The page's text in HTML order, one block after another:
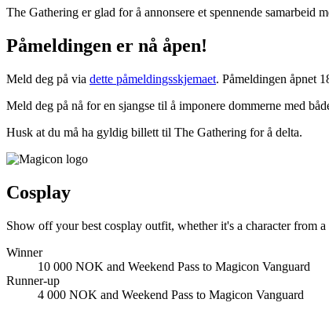
The Gathering er glad for å annonsere et spennende samarbeid
Påmeldingen er nå åpen!
Meld deg på via dette påmeldingsskjemaet. Påmeldingen åpnet
Meld deg på nå for en sjangse til å imponere dommerne med
Husk at du må ha gyldig billett til The Gathering for å delta.
Cosplay
Show off your best cosplay outfit, whether it's a character from
Winner
10 000 NOK and Weekend Pass to Magicon Vanguard
Runner-up
4 000 NOK and Weekend Pass to Magicon Vanguard